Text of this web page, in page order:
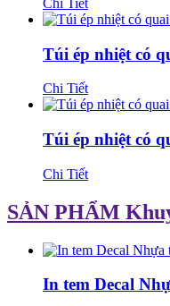
Chi Tiết
Túi ép nhiệt có
Chi Tiết
Túi ép nhiệt có
Chi Tiết
SẢN PHẨM
In tem Decal